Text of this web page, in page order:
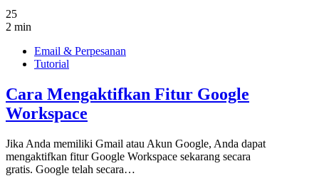
25
2 min
Email & Perpesanan
Tutorial
Cara Mengaktifkan Fitur Google
Workspace
Jika Anda memiliki Gmail atau Akun Google, Anda dapat
mengaktifkan fitur Google Workspace sekarang secara
gratis. Google telah secara…